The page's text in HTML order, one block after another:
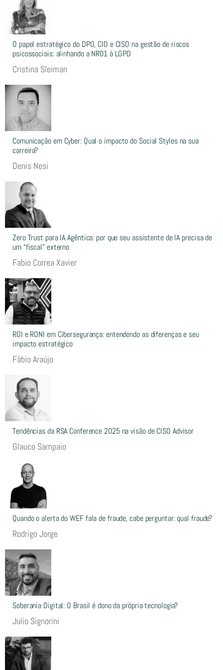
O papel estratégico do DPO, CIO e CISO na gestão de riscos
psicossociais: alinhando a NR01 à LGPD
Cristina Sleiman
Comunicação em Cyber: Qual o impacto do Social Styles na sua
carreira?
Denis Nesi
Zero Trust para IA Agêntica: por que seu assistente de IA precisa de
um “fiscal” externo
Fabio Correa Xavier
ROI e RONI em Cibersegurança: entendendo as diferenças e seu
impacto estratégico
Fábio Araújo
Tendências da RSA Conference 2025 na visão de CISO Advisor
Glauco Sampaio
Quando o alerta do WEF fala de fraude, cabe perguntar: qual fraude?
Rodrigo Jorge
Soberania Digital: O Brasil é dono da própria tecnologia?
Julio Signorini